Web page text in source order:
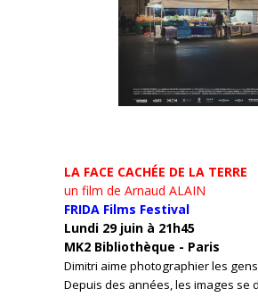
LA FACE CACHÉE DE LA TERRE
un film de Arnaud ALAIN
FRIDA Films Festival
Lundi 29 juin à 21h45
MK2 Bibliothèque - Paris
Dimitri aime photographier les
Depuis des années, les images se